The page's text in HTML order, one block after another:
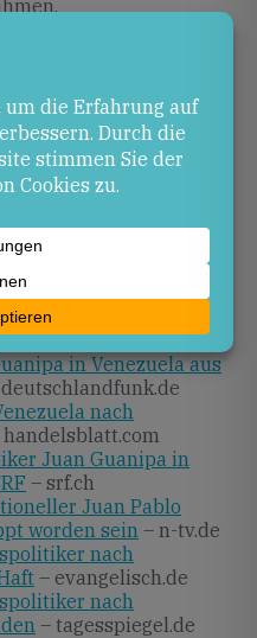
erwarten,
eine rasche
Rechtsverletzungen
Tage werden
in Venezuela aus
nach
handelsblatt.com
Juan Guanipa in
– srf.ch
Juan Pablo
worden sein – n-tv.de
nach
– evangelisch.de
nach
– tagesspiegel.de